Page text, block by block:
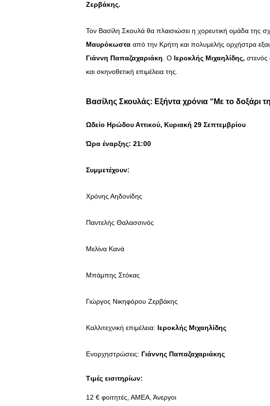
Ζερβάκης.
Τον Βασίλη Σκουλά θα πλαισιώσει η χορευτική ομάδα της
Μαυρόκωστα από την Κρήτη και πολυμελής ορχήστρα
Γιάννη Παπαζαχαριάκη. Ο Ιεροκλής Μιχαηλίδης, στενός
και σκηνοθετική επιμέλεια της.
Βασίλης Σκουλάς: Εξήντα χρόνια “Με το δοξάρι
Ωδείο Ηρώδου Αττικού, Κυριακή 29 Σεπτεμβρίου
Ώρα έναρξης: 21:00
Συμμετέχουν:
Χρόνης Αηδονίδης
Παντελής Θαλασσινός
Μελίνα Κανά
Μπάμπης Στόκας
Γιώργος Νικηφόρου Ζερβάκης
Καλλιτεχνική επιμέλεια: Ιεροκλής Μιχαηλίδης
Ενορχηστρώσεις: Γιάννης Παπαζαχαριάκης
Τιμές εισιτηρίων:
12 € φοιτητές, ΑΜΕΑ, Άνεργοι